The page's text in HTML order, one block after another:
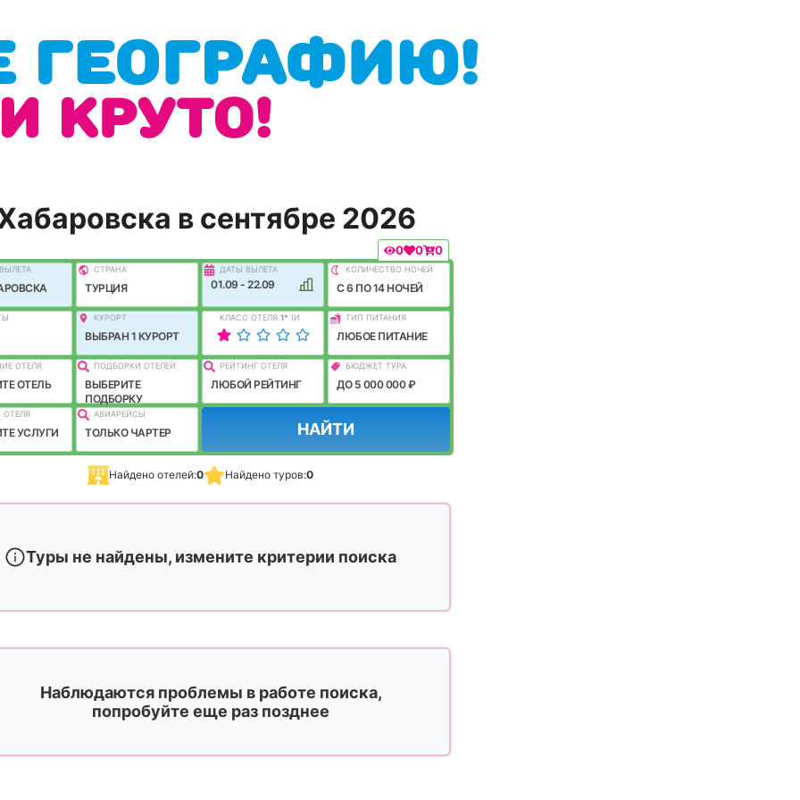
в сентябре 2026
0 0 0
СТРАНА
ТУРЦИЯ
ДАТЫ ВЫЛЕТА
01.09 - 22.09
КОЛИЧЕСТВО НОЧЕЙ
C 6 ПО 14 НОЧЕЙ
КУРОРТ
ВЫБРАН 1 КУРОРТ
КЛАСС ОТЕЛЯ 1* (И
ЛУЧШЕ)
ТИП ПИТАНИЯ
ЛЮБОЕ ПИТАНИЕ
ОТЕЛЯ
ОТЕЛЬ
ПОДБОРКИ ОТЕЛЕЙ
ВЫБЕРИТЕ
ПОДБОРКУ
РЕЙТИНГ ОТЕЛЯ
ЛЮБОЙ РЕЙТИНГ
БЮДЖЕТ ТУРА
ДО 5 000 000 ₽
ОТЕЛЯ
УСЛУГИ
АВИАРЕЙСЫ
ТОЛЬКО ЧАРТЕР НАЙТИ
Найдено отелей:0 Найдено туров:0
Туры не найдены, измените критерии поиска
Наблюдаются проблемы в работе поиска,
попробуйте еще раз позднее